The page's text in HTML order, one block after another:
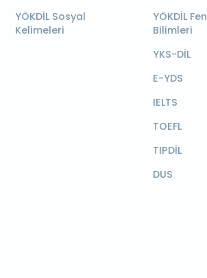
YÖKDİL Sosyal
Kelimeleri
YÖKDİL Fen
Bilimleri
YKS-DİL
E-YDS
IELTS
TOEFL
TIPDİL
DUS